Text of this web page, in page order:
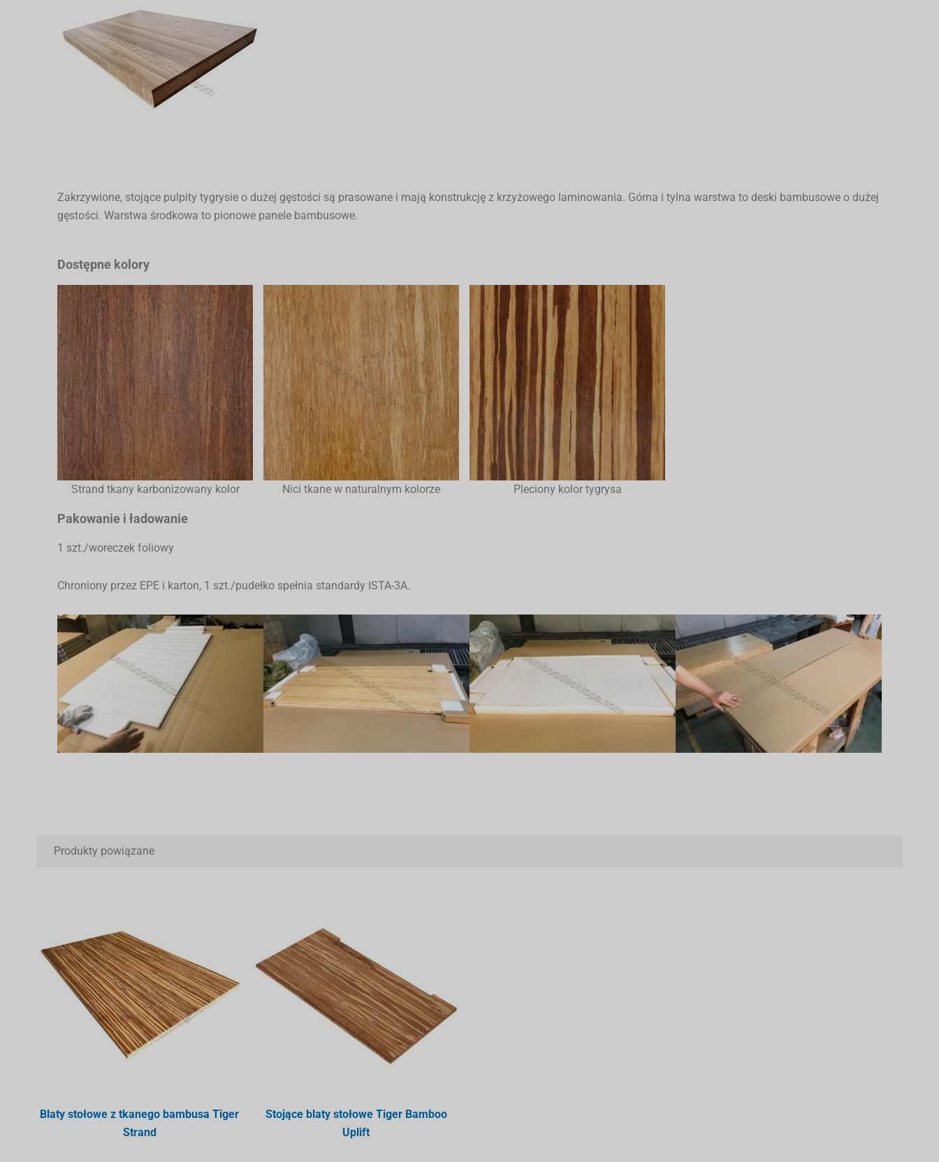
Zakrzywione, stojące pulpity tygrysie o dużej gęstości są prasowane i mają konstrukcję z krzyżowego laminowania. Górna i tylna warstwa to deski bambusowe o dużej
gęstości. Warstwa środkowa to pionowe panele bambusowe.
Dostępne kolory
Strand tkany karbonizowany kolor Nici tkane w naturalnym kolorze Pleciony kolor tygrysa
Pakowanie i ładowanie
1 szt./woreczek foliowy
Chroniony przez EPE i karton, 1 szt./pudełko spełnia standardy ISTA-3A.
Produkty powiązane
Blaty stołowe z tkanego bambusa Tiger
Strand
Stojące blaty stołowe Tiger Bamboo
Uplift